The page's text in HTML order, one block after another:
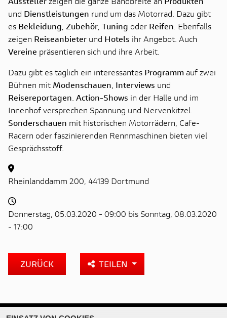
und Dienstleistungen rund um das Motorrad. Dazu gibt
es Bekleidung Zubehör Tuning oder Reifen . Ebenfalls
zeigen Reiseanbieter und Hotels ihr Angebot. Auch
Vereine präsentieren sich und ihre Arbeit.
Dazu gibt es täglich ein interessantes Programm auf zwei
Bühnen mit Modenschauen Interviews und
Reisereportagen Action-Shows in der Halle und im
Innenhof versprechen Spannung und Nervenkitzel.
Sonderschauen mit historischen Motorrädern, Cafe-
Racern oder faszinierenden Rennmaschinen bieten viel
Gesprächsstoff.
Rheinlanddamm 200, 44139 Dortmund
Donnerstag, 05.03.2020 - 09:00 bis Sonntag, 08.03.2020
- 17:00
ZURÜCK TEILEN